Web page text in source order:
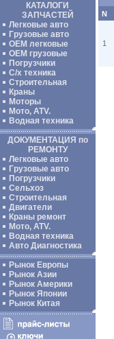
КАТАЛОГИ
ЗАПЧАСТЕЙ
Легковые авто
Грузовые авто
ОЕМ легковые
OEM грузовые
Погрузчики
С/х техника
Строительная
Краны
Моторы
Мото, ATV.
Водная техника
ДОКУМЕНТАЦИЯ по
РЕМОНТУ
Легковые авто
Грузовые авто
Погрузчики
Сельхоз
Строительная
Двигатели
Краны ремонт
Мото, ATV.
Водная техника
Авто Диагностика
Рынок Европы
Рынок Азии
Рынок Америки
Рынок Японии
Рынок Китая
N
1